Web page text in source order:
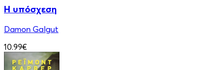
Η υπόσχεση
Damon Galgut
10.99€